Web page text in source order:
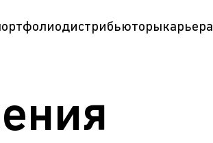
дистрибьюторыкарьера